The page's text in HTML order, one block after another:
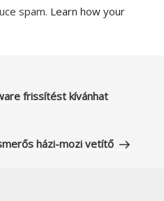
spam. Learn how your
frissítést kívánhat
házi-mozi vetítő